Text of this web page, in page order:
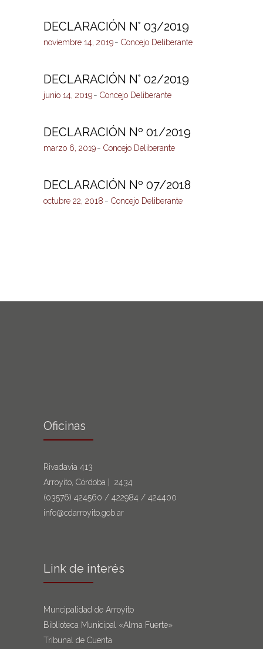
DECLARACIÓN N° 03/2019
noviembre 14, 2019 Concejo Deliberante
DECLARACIÓN N° 02/2019
junio 14, 2019 Concejo Deliberante
DECLARACIÓN Nº 01/2019
marzo 6, 2019 Concejo Deliberante
DECLARACIÓN Nº 07/2018
octubre 22, 2018 Concejo Deliberante
Oficinas
Rivadavia 413
Arroyito, Córdoba | 2434
(03576) 424560 / 422984 / 424400
info@cdarroyito.gob.ar
Link de interés
Muncipalidad de Arroyito
Biblioteca Municipal «Alma Fuerte»
Tribunal de Cuenta